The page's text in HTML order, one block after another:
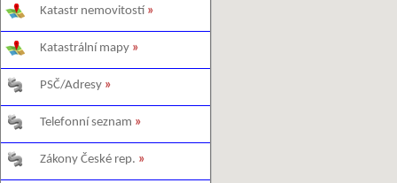
Katastr nemovitostí »
Katastrální mapy »
PSČ/Adresy »
Telefonní seznam »
Zákony České rep. »